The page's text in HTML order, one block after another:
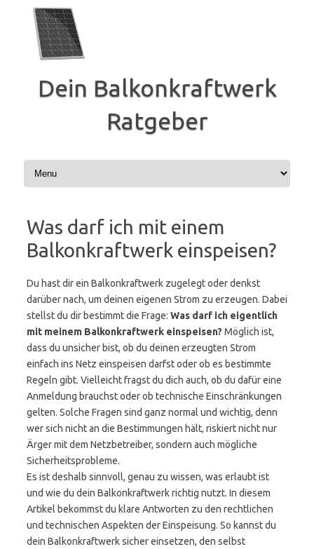
Inhalt
springen
Dein Balkonkraftwerk
Ratgeber
Was darf ich mit einem
Balkonkraftwerk einspeisen?
Du hast dir ein Balkonkraftwerk zugelegt oder denkst
darüber nach, um deinen eigenen Strom zu erzeugen. Dabei
stellst du dir bestimmt die Frage: Was darf ich eigentlich
mit meinem Balkonkraftwerk einspeisen? Möglich ist,
dass du unsicher bist, ob du deinen erzeugten Strom
einfach ins Netz einspeisen darfst oder ob es bestimmte
Regeln gibt. Vielleicht fragst du dich auch, ob du dafür eine
Anmeldung brauchst oder ob technische Einschränkungen
gelten. Solche Fragen sind ganz normal und wichtig, denn
wer sich nicht an die Bestimmungen hält, riskiert nicht nur
Ärger mit dem Netzbetreiber, sondern auch mögliche
Sicherheitsprobleme.
Es ist deshalb sinnvoll, genau zu wissen, was erlaubt ist
und wie du dein Balkonkraftwerk richtig nutzt. In diesem
Artikel bekommst du klare Antworten zu den rechtlichen
und technischen Aspekten der Einspeisung. So kannst du
dein Balkonkraftwerk sicher einsetzen, den selbst